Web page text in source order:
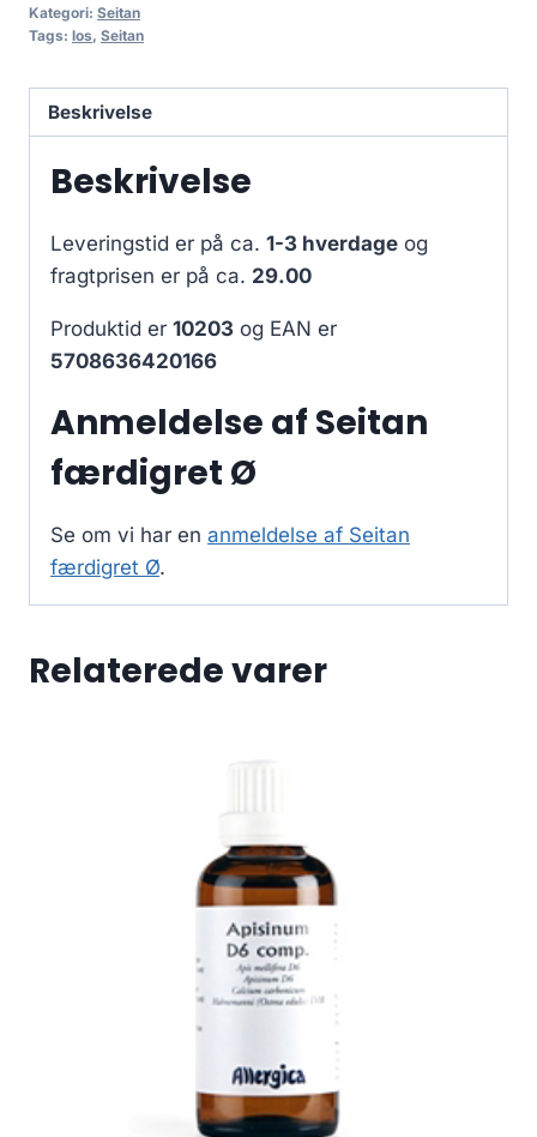
Kategori: Seitan
Tags: los, Seitan
Beskrivelse
Beskrivelse
Leveringstid er på ca. 1-3 hverdage og
fragtprisen er på ca. 29.00
Produktid er 10203 og EAN er
5708636420166
Anmeldelse af Seitan
færdigret Ø
Se om vi har en anmeldelse af Seitan
færdigret Ø.
Relaterede varer